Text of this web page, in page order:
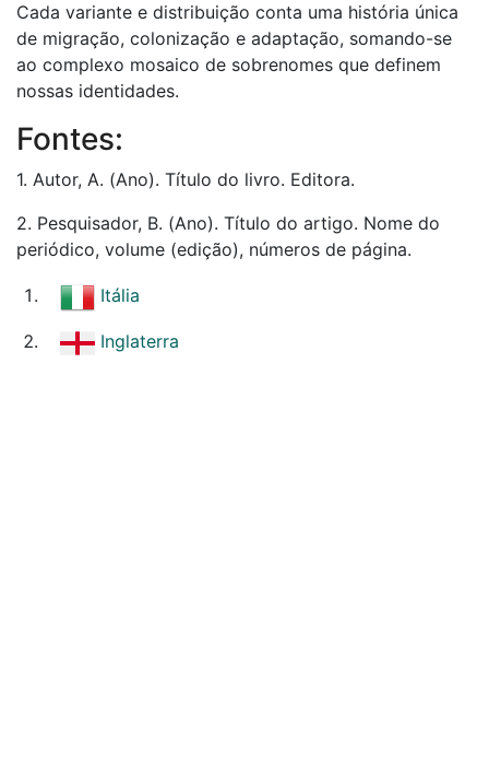
Cada variante e distribuição conta uma história única
de migração, colonização e adaptação, somando-se
ao complexo mosaico de sobrenomes que definem
nossas identidades.
Fontes:
1. Autor, A. (Ano). Título do livro. Editora.
2. Pesquisador, B. (Ano). Título do artigo. Nome do
periódico, volume (edição), números de página.
Itália
Inglaterra